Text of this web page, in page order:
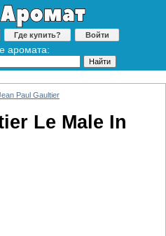
Где купить? Войти
аромата:
Paul Gaultier
Le Male In